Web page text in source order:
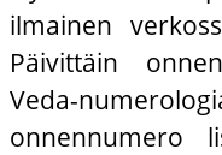
ilmainen
Päivittäin
Veda-
onnennumero